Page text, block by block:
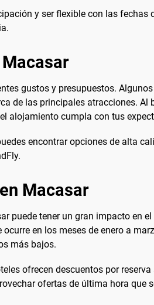
y ser flexible con las
gustos y presupuestos.
de las principales atracciones. Al
alojamiento cumpla con tus
encontrar opciones de alta
Macasar
puede tener un gran impacto en
en los meses de enero a
más bajos.
ofrecen descuentos por
ofertas de última hora que